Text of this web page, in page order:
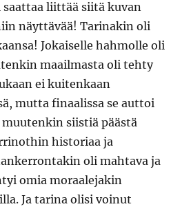
liittää siitä kuvan
näyttävää! Tarinakin oli
Jokaiselle hahmolle oli
maailmasta oli tehty
ei kuitenkaan
mutta finaalissa se auttoi
siistiä päästä
historiaa ja
oli mahtava ja
omia moraalejakin
Ja tarina olisi voinut